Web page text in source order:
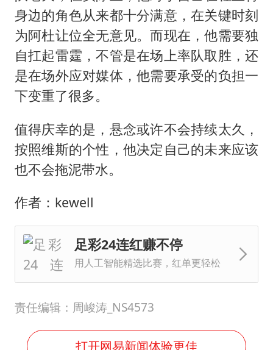
身边的角色从来都十分满意，在关键时刻
为阿杜让位全无意见。而现在，他需要独
自扛起雷霆，不管是在场上率队取胜，还
是在场外应对媒体，他需要承受的负担一
下变重了很多。
值得庆幸的是，悬念或许不会持续太久，
按照维斯的个性，他决定自己的未来应该
也不会拖泥带水。
作者：kewell
足彩24连红赚不停
用人工智能精选比赛，红单更轻松
责任编辑：周峻涛_NS4573
打开网易新闻体验更佳